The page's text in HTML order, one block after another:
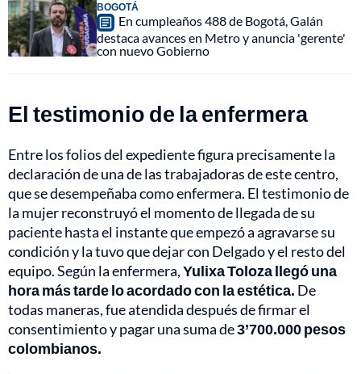
BOGOTÁ
En cumpleaños 488 de Bogotá, Galán
destaca avances en Metro y anuncia 'gerente'
con nuevo Gobierno
El testimonio de la enfermera
Entre los folios del expediente figura precisamente la
declaración de una de las trabajadoras de este centro,
que se desempeñaba como enfermera. El testimonio de
la mujer reconstruyó el momento de llegada de su
paciente hasta el instante que empezó a agravarse su
condición y la tuvo que dejar con Delgado y el resto del
equipo. Según la enfermera,Yulixa Toloza llegó una
hora más tarde lo acordado con la estética. De
todas maneras, fue atendida después de firmar el
consentimiento y pagar una suma de3’700.000 pesos
colombianos.